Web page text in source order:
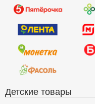
Детские товары